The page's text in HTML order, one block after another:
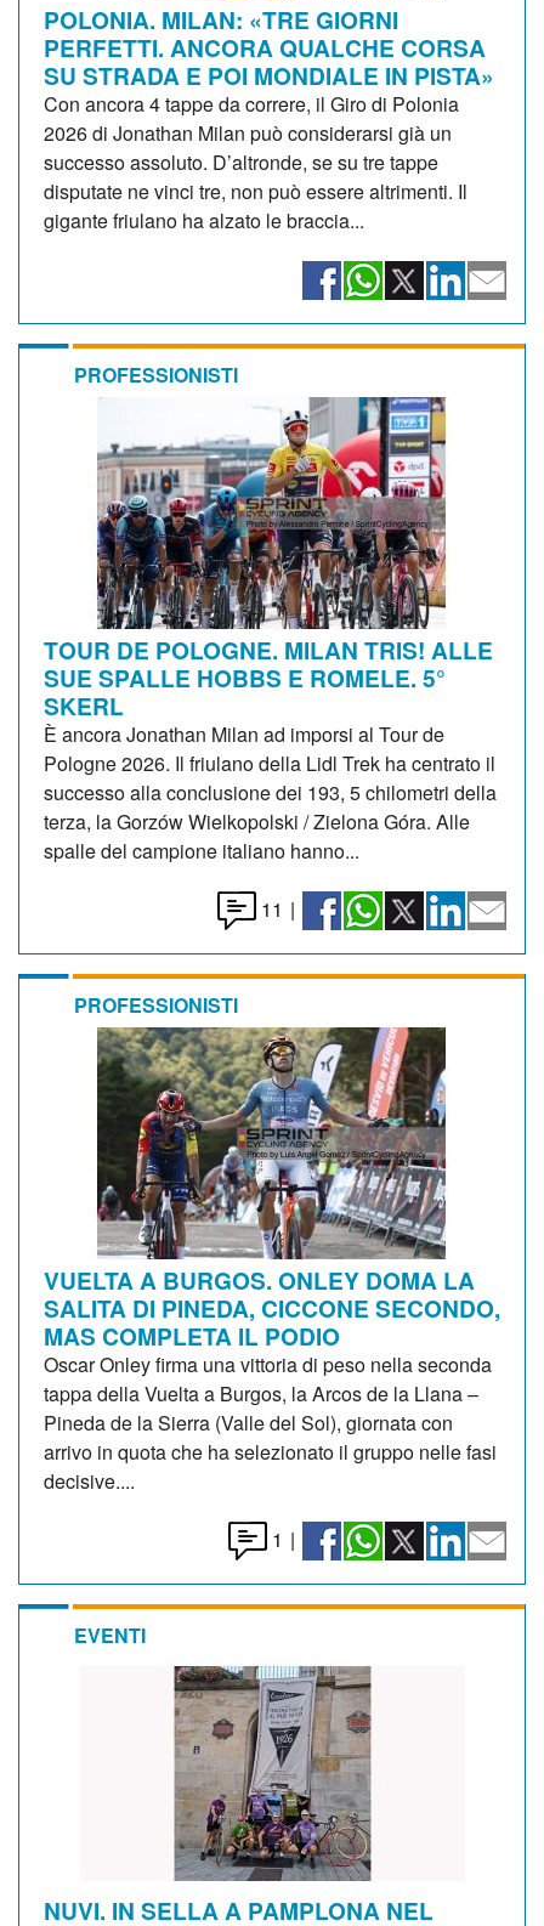
POLONIA. MILAN: «TRE GIORNI
PERFETTI. ANCORA QUALCHE CORSA
SU STRADA E POI MONDIALE IN PISTA»
Con ancora 4 tappe da correre, il Giro di Polonia
2026 di Jonathan Milan può considerarsi già un
successo assoluto. D’altronde, se su tre tappe
disputate ne vinci tre, non può essere altrimenti. Il
gigante friulano ha alzato le braccia...
PROFESSIONISTI
TOUR DE POLOGNE. MILAN TRIS! ALLE
SUE SPALLE HOBBS E ROMELE. 5°
SKERL
È ancora Jonathan Milan ad imporsi al Tour de
Pologne 2026. Il friulano della Lidl Trek ha centrato il
successo alla conclusione dei 193, 5 chilometri della
terza, la Gorzów Wielkopolski / Zielona Góra. Alle
spalle del campione italiano hanno...
11 |
PROFESSIONISTI
VUELTA A BURGOS. ONLEY DOMA LA
SALITA DI PINEDA, CICCONE SECONDO,
MAS COMPLETA IL PODIO
Oscar Onley firma una vittoria di peso nella seconda
tappa della Vuelta a Burgos, la Arcos de la Llana –
Pineda de la Sierra (Valle del Sol), giornata con
arrivo in quota che ha selezionato il gruppo nelle fasi
decisive....
1 |
EVENTI
NUVI. IN SELLA A PAMPLONA NEL